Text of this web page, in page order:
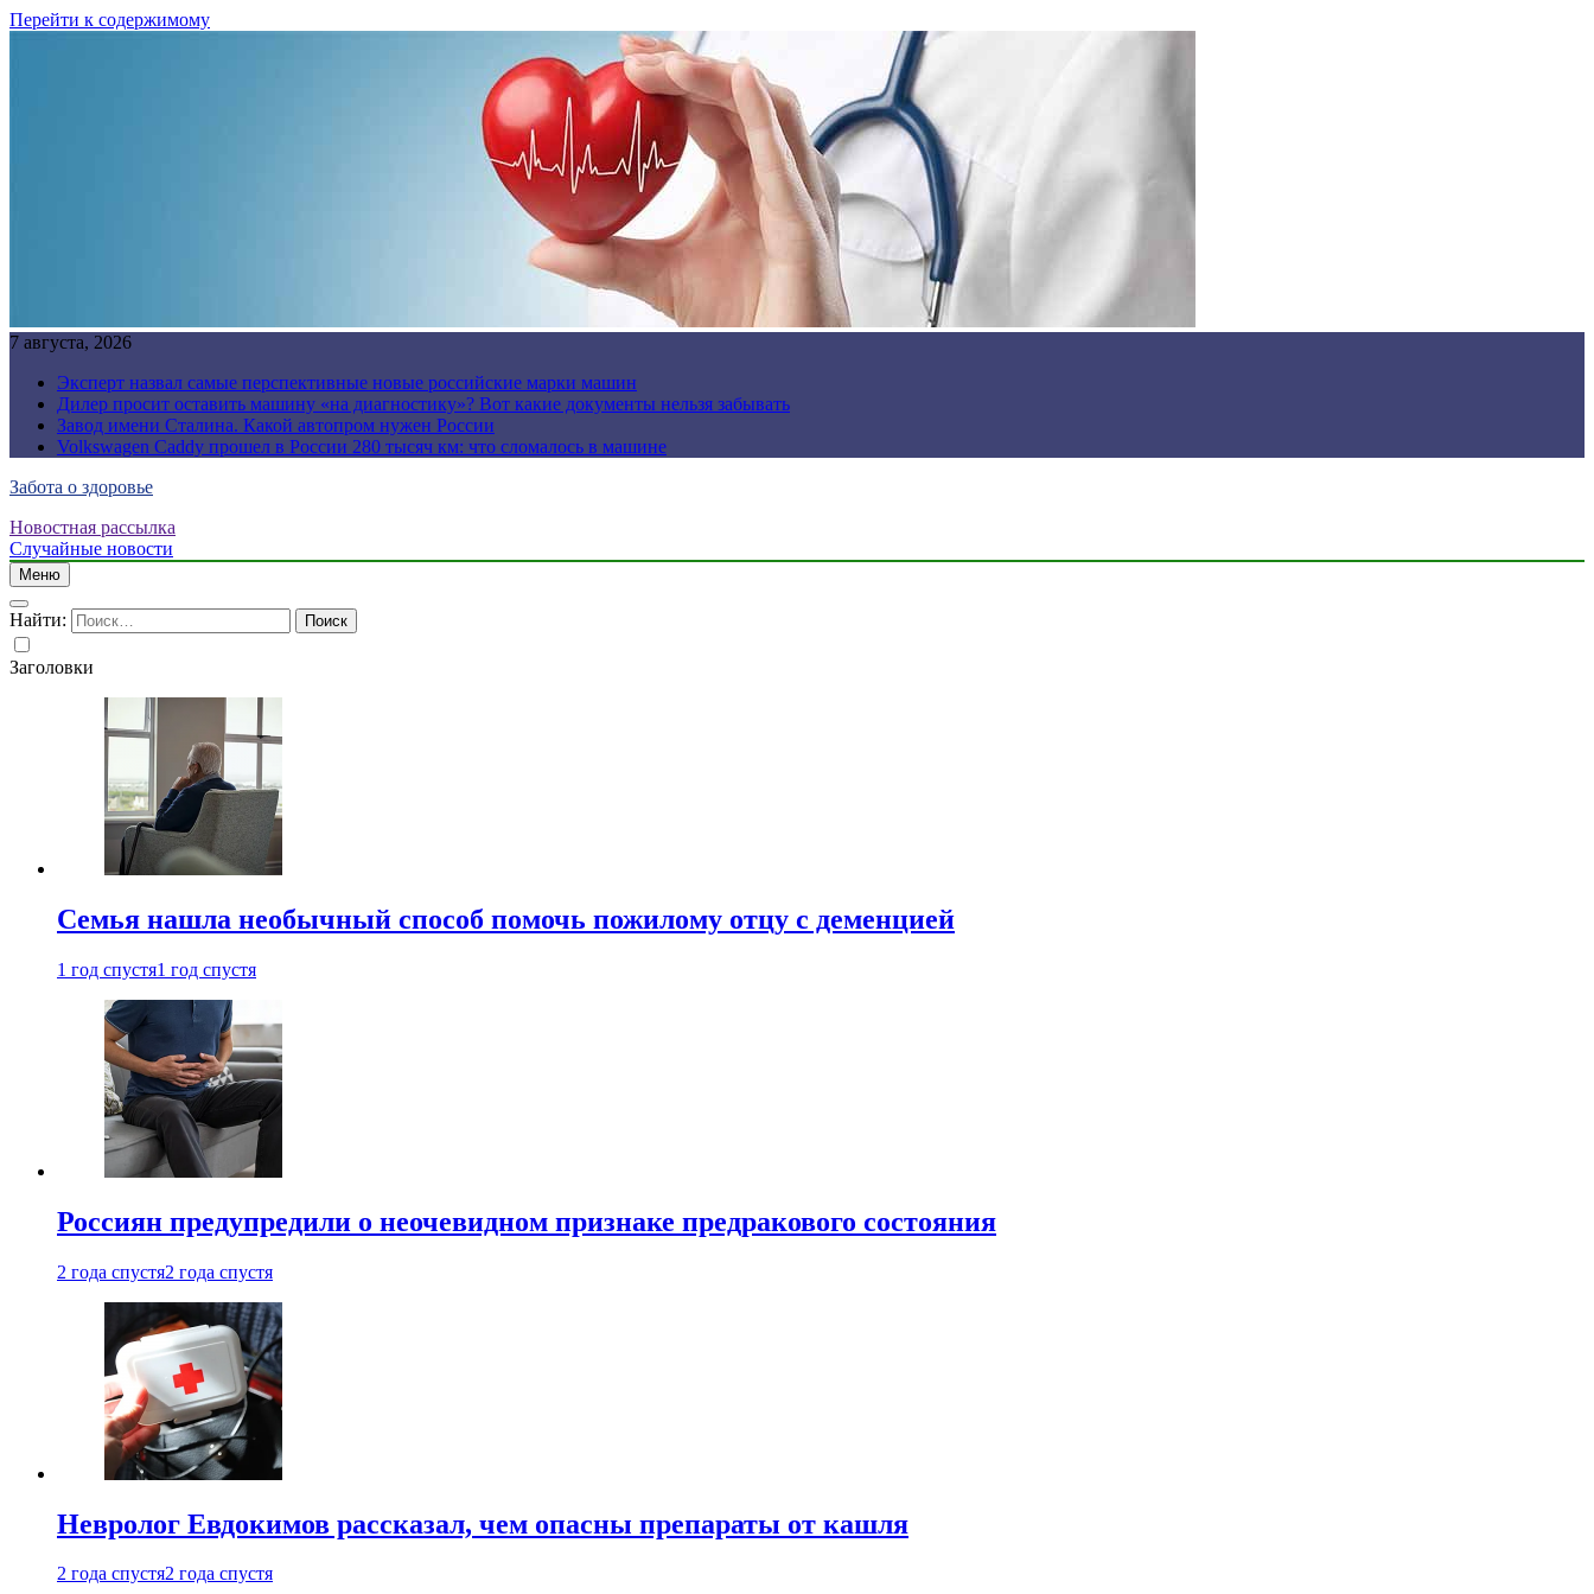
Перейти к содержимому
7 августа, 2026
Эксперт назвал самые перспективные новые российские марки машин
Дилер просит оставить машину «на диагностику»? Вот какие документы нельзя забывать
Завод имени Сталина. Какой автопром нужен России
Volkswagen Caddy прошел в России 280 тысяч км: что сломалось в машине
Забота о здоровье
Новостная рассылка
Случайные новости
Меню
Найти:
Заголовки
Семья нашла необычный способ помочь пожилому отцу с деменцией
1 год спустя1 год спустя
Россиян предупредили о неочевидном признаке предракового состояния
2 года спустя2 года спустя
Невролог Евдокимов рассказал, чем опасны препараты от кашля
2 года спустя2 года спустя